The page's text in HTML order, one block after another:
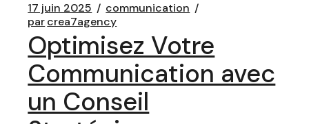
17 juin 2025
communication
parcrea7agency
Optimisez Votre
Communication avec
un Conseil